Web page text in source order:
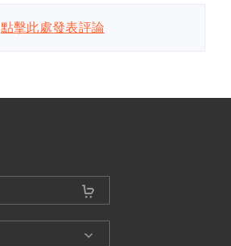
點擊此處發表評論